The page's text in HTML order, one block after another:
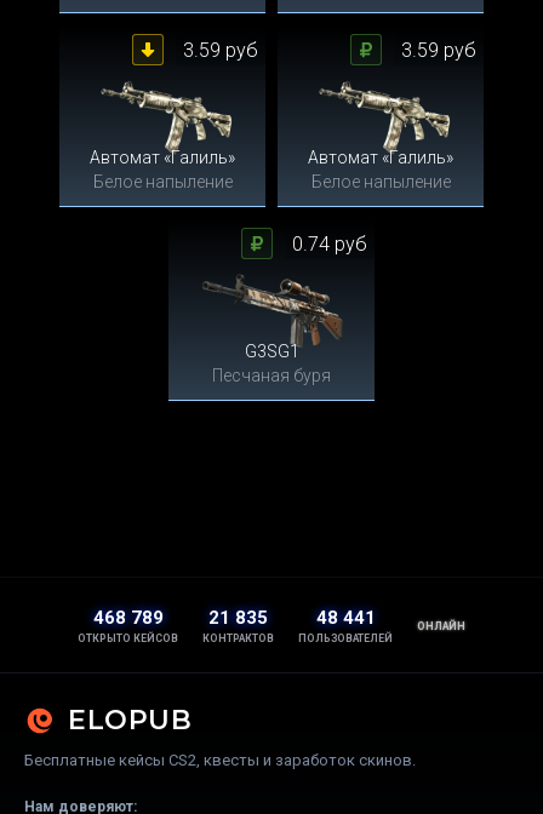
Автомат «Галиль»
Белое напыление
3.59 руб
Автомат «Галиль»
Белое напыление
3.59 руб
G3SG1
Песчаная буря
0.74 руб
468 789
ОТКРЫТО КЕЙСОВ
21 835
КОНТРАКТОВ
48 441
ПОЛЬЗОВАТЕЛЕЙ
ОНЛАЙН
ELOPUB
Бесплатные кейсы CS2, квесты и заработок скинов.
Нам доверяют: